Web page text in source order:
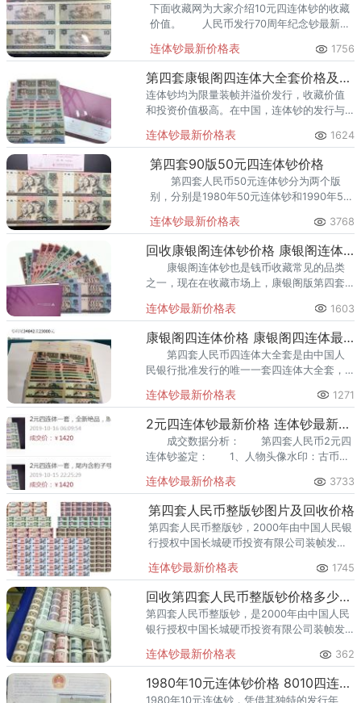
下面收藏网为大家介绍10元四连体钞的收藏
价值。 人民币发行70周年纪念钞最新价
人民币回收价格，哪里回收1953年3元人民
币？
连体钞最新价格表 1756
第四套康银阁四连体大全套价格及投资分析
连体钞均为限量装帧并溢价发行，收藏价值
和投资价值极高。在中国，连体钞的发行与
授权。给予连体钞的官方认证也为连体钞的
收藏价值带来了强有力的保障。
连体钞最新价格表 1624
第四套90版50元四连体钞价格
第四套人民币50元连体钞分为两个版
别，分别是1980年50元连体钞和1990年50
同，发行背景也类似，但是前者的市场价值
却高于后者。
连体钞最新价格表 3768
回收康银阁连体钞价格 康银阁连体钞回收价格表图片
康银阁连体钞也是钱币收藏常见的品类
之一，现在在收藏市场上，康银阁版第四套
阁连体钞价格：目前市场价在80000元左
右。
连体钞最新价格表 1603
康银阁四连体价格 康银阁四连体最新的价格
第四套人民币四连体大全套是由中国人
民银行批准发行的唯一一套四连体大全套，
全套四连体珍藏册，相比人民币大炮筒（面
值从1角到10元）的还要全，
连体钞最新价格表 1271
2元四连体钞最新价格 连体钞最新行情
成交数据分析： 第四套人民币2元四
连体钞鉴定： 1、人物头像水印：古币图
连体钞最新价格表 3733
第四套人民币整版钞图片及回收价格
第四套人民币整版钞，2000年由中国人民银
行授权中国长城硬币投资有限公司装帧发
10元七种券别的整版纸币，面值总计722.5
元。发行量10
连体钞最新价格表 1745
回收第四套人民币整版钞价格多少钱 四版币整版钞价值
第四套人民币整版钞，是2000年由中国人民
银行授权中国长城硬币投资有限公司装帧发
角、1元、2元、5元、10元七种券别的整版纸
币，面值总计72
连体钞最新价格表 362
1980年10元连体钞价格 8010四连体钞值多少钱
1980年10元连体钞，凭借其独特的发行年